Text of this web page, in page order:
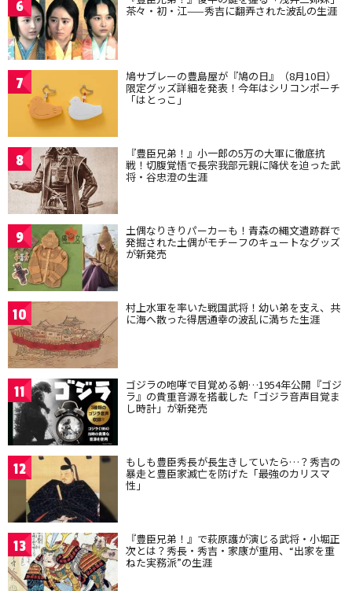
6 茶々・初・江——秀吉に翻弄された波乱の生涯
7 鳩サブレーの豊島屋が『鳩の日』（8月10日）
限定グッズ詳細を発表！今年はシリコンポーチ
「はとっこ」
8 『豊臣兄弟！』小一郎の5万の大軍に徹底抗
戦！切腹覚悟で長宗我部元親に降伏を迫った武
将・谷忠澄の生涯
9 土偶なりきりパーカーも！青森の縄文遺跡群で
発掘された土偶がモチーフのキュートなグッズ
が新発売
10 村上水軍を率いた戦国武将！幼い弟を支え、共
に海へ散った得居通幸の波乱に満ちた生涯
11 ゴジラの咆哮で目覚める朝…1954年公開『ゴジ
ラ』の貴重音源を搭載した「ゴジラ音声目覚ま
し時計」が新発売
12 もしも豊臣秀長が長生きしていたら…？秀吉の
暴走と豊臣家滅亡を防げた「最強のカリスマ
性」
13 『豊臣兄弟！』で萩原護が演じる武将・小堀正
次とは？秀長・秀吉・家康が重用、“出家を重
ねた実務派”の生涯